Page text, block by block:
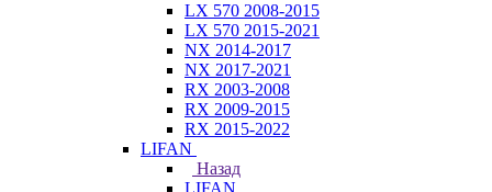
LX 570 2008-2015
LX 570 2015-2021
NX 2014-2017
NX 2017-2021
RX 2003-2008
RX 2009-2015
RX 2015-2022
LIFAN
Назад
LIFAN